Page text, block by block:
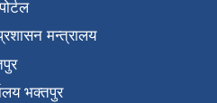
मन्त्रालय
भक्तपुर